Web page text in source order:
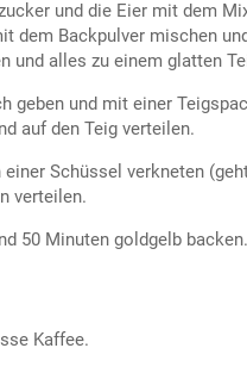
und die Eier mit dem
dem Backpulver mischen
und alles zu einem glatten
geben und mit einer
auf den Teig verteilen.
Schüssel verkneten
verteilen.
50 Minuten goldgelb backen.
Kaffee.